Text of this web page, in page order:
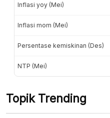
Inflasi yoy (Mei)
Inflasi mom (Mei)
Persentase kemiskinan (Des)
NTP (Mei)
Topik Trending